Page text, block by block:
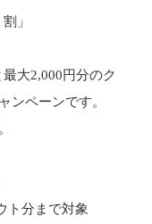
」
大2,000円分のク
ンペーンです。
ト分まで対象